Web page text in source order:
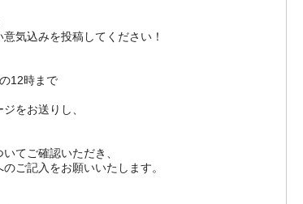
気込みを投稿してください！
12時まで
をお送りし、
てご確認いただき、
ご記入をお願いいたします。